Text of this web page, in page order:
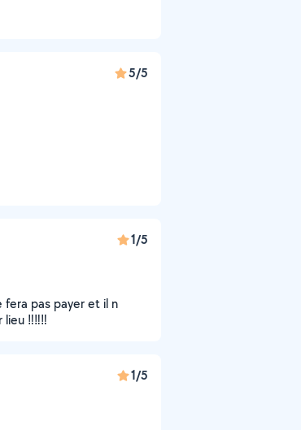
5/5
1/5
pas payer et il n
‼️‼️‼️
1/5